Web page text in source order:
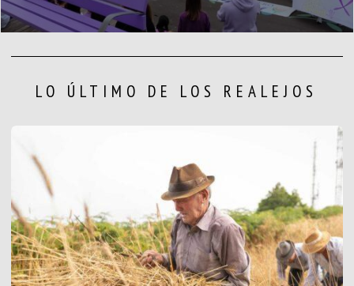
LO ÚLTIMO DE LOS REALEJOS